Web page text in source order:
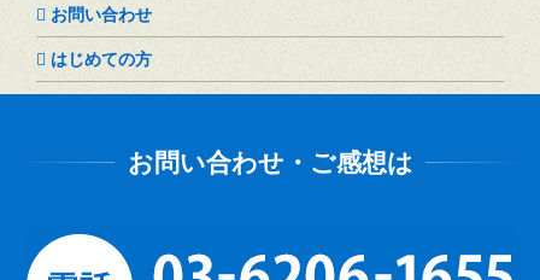
お問い合わせ
はじめての方